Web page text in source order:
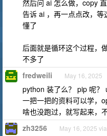
然后问 ai 怎么做，copy
告诉 ai ，再一点点改，
懂了
后面就是循环这个过程，
不多了
fredweili May 16, 2025
python 装了么？ pip 呢？
一把一把的资料可以学，
啥也没跑过，就写起来，
zh3256 May 16, 2025